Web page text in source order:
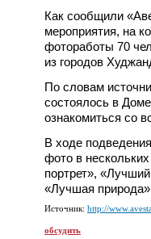
Как сообщили
мероприятия, на
фотоработы 70
из городов
По словам
состоялось в
ознакомиться со
В ходе
фото в
портрет»,
«Лучшая природа»
Источник: http://
обсудить